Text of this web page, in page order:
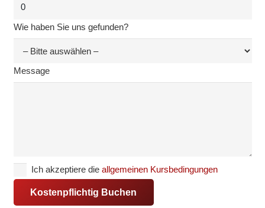
Wie haben Sie uns gefunden?
Message
Ich akzeptiere die allgemeinen Kursbedingungen